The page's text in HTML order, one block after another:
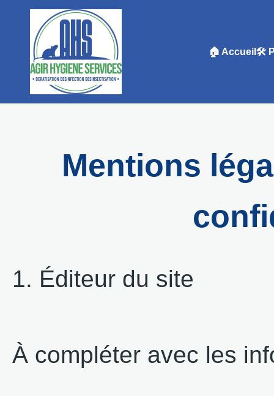
🏠 Accueil 🛠️
Mentions
1. Éditeur du site
À compléter avec les